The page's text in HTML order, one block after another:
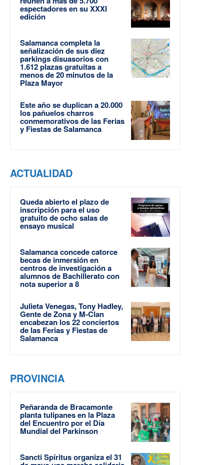
espectadores en su XXXI
edición
Salamanca completa la
señalización de sus diez
parkings disuasorios con
1.612 plazas gratuitas a
menos de 20 minutos de la
Plaza Mayor
Este año se duplican a 20.000
los pañuelos charros
conmemorativos de las Ferias
y Fiestas de Salamanca
ACTUALIDAD
Queda abierto el plazo de
inscripción para el uso
gratuito de ocho salas de
ensayo musical
Salamanca concede catorce
becas de inmersión en
centros de investigación a
alumnos de Bachillerato con
nota superior a 8
Julieta Venegas, Tony Hadley,
Gente de Zona y M-Clan
encabezan los 22 conciertos
de las Ferias y Fiestas de
Salamanca
PROVINCIA
Peñaranda de Bracamonte
planta tulipanes en la Plaza
del Encuentro por el Día
Mundial del Parkinson
Sancti Spíritus organiza el 31